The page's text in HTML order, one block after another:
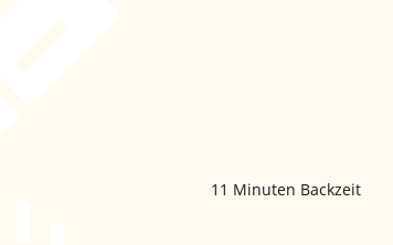
11 Minuten Backzeit